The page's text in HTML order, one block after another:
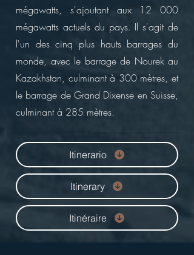
mégawatts, s'ajoutant aux 12 000
mégawatts actuels du pays. Il s'agit de
l'un des cinq plus hauts barrages du
monde, avec le barrage de Nourek au
Kazakhstan, culminant à 300 mètres, et
le barrage de Grand Dixense en Suisse,
culminant à 285 mètres.
Itinerario
Itinerary
Itinéraire